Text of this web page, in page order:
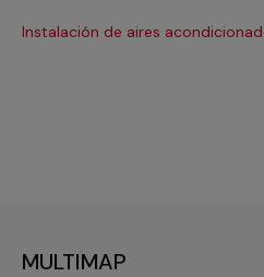
Instalación de aires
MULTIMAP